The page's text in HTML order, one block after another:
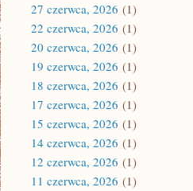
27 czerwca, 2026 (1)
22 czerwca, 2026 (1)
20 czerwca, 2026 (1)
19 czerwca, 2026 (1)
18 czerwca, 2026 (1)
17 czerwca, 2026 (1)
15 czerwca, 2026 (1)
14 czerwca, 2026 (1)
12 czerwca, 2026 (1)
11 czerwca, 2026 (1)